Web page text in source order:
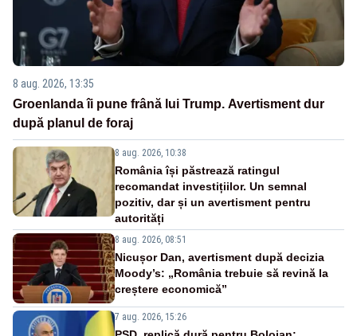
8 aug. 2026, 13:35
Groenlanda îi pune frână lui Trump. Avertisment dur
după planul de foraj
8 aug. 2026, 10:38
România își păstrează ratingul
recomandat investițiilor. Un semnal
pozitiv, dar și un avertisment pentru
autorități
8 aug. 2026, 08:51
Nicușor Dan, avertisment după decizia
Moody’s: „România trebuie să revină la
creștere economică”
7 aug. 2026, 15:26